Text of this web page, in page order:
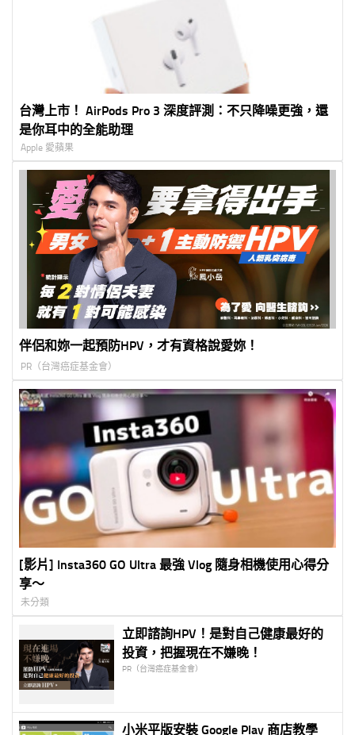
台灣上市！ AirPods Pro 3 深度評測：不只降噪更強，還
是你耳中的全能助理
Apple 愛蘋果
伴侶和妳一起預防HPV，才有資格說愛妳！
PR（台灣癌症基金會）
[影片] Insta360 GO Ultra 最強 Vlog 隨身相機使用心得分
享～
未分類
立即諮詢HPV！是對自己健康最好的
投資，把握現在不嫌晚！
PR（台灣癌症基金會）
小米平版安裝 Google Play 商店教學